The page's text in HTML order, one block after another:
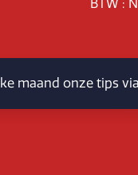
BTW :
maand onze tips